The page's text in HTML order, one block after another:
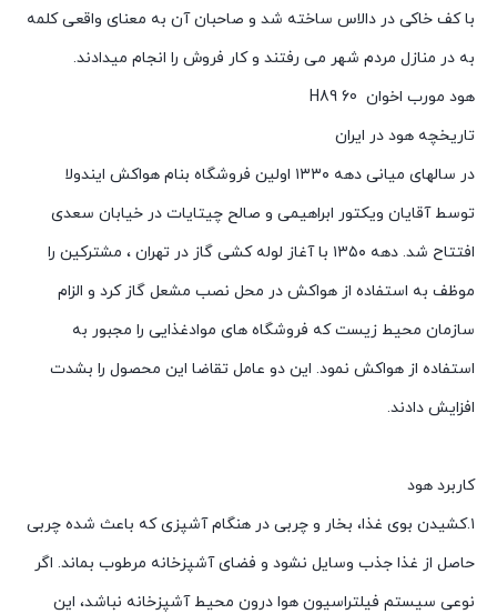
با کف خاکی در دالاس ساخته شد و صاحبان آن به معنای واقعی کلمه
به در منازل مردم شهر می رفتند و کار فروش را انجام میدادند.
هود مورب اخوان H89 60
تاریخچه هود در ایران
در سالهای میانی دهه ۱۳۳۰ اولین فروشگاه بنام هواکش ایندولا
توسط آقایان ویکتور ابراهیمی و صالح چیتایات در خیابان سعدی
افتتاح شد. دهه ۱۳۵۰ با آغاز لوله کشی گاز در تهران ، مشترکین را
موظف به استفاده از هواکش در محل نصب مشعل گاز کرد و الزام
سازمان محیط زیست که فروشگاه های موادغذایی را مجبور به
استفاده از هواکش نمود. این دو عامل تقاضا این محصول را بشدت
افزایش دادند.
کاربرد هود
۱.کشیدن بوی غذا، بخار و چربی در هنگام آشپزی که باعث شده چربی
حاصل از غذا جذب وسایل نشود و فضای آشپزخانه مرطوب بماند. اگر
نوعی سیستم فیلتراسیون هوا درون محیط آشپزخانه نباشد، این